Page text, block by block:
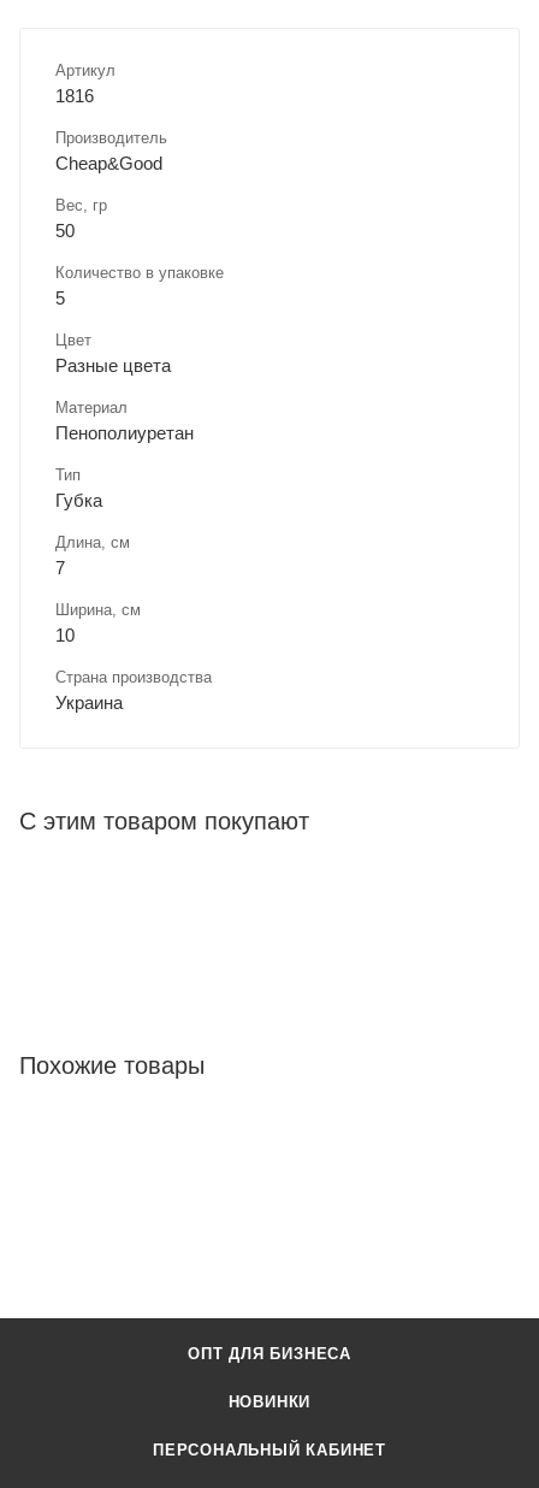
Артикул
1816
Производитель
Cheap&Good
Вес, гр
50
Количество в упаковке
5
Цвет
Разные цвета
Материал
Пенополиуретан
Тип
Губка
Длина, cм
7
Ширина, cм
10
Страна производства
Украина
С этим товаром покупают
Похожие товары
ОПТ ДЛЯ БИЗНЕСА
НОВИНКИ
ПЕРСОНАЛЬНЫЙ КАБИНЕТ